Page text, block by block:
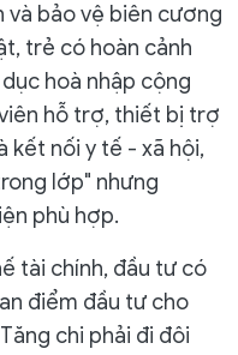
và bảo vệ biên cương
trẻ có hoàn cảnh
hoà nhập cộng
hỗ trợ, thiết bị trợ
kết nối y tế - xã hội,
lớp" nhưng
phù hợp.
tài chính, đầu tư có
điểm đầu tư cho
chi phải đi đôi